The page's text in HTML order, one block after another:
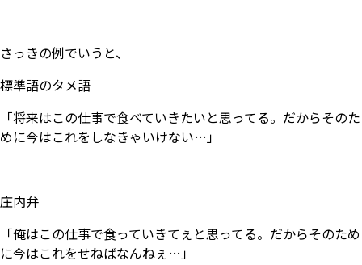
さっきの例でいうと、
標準語のタメ語
「将来はこの仕事で食べていきたいと思ってる。だからそのた
めに今はこれをしなきゃいけない…」
庄内弁
「俺はこの仕事で食っていきてぇと思ってる。だからそのため
に今はこれをせねばなんねぇ…」